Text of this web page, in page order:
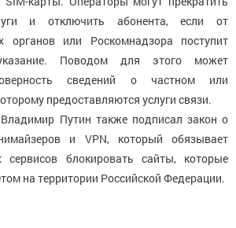
и отключить абонента, если от
органов или Роскомнадзора поступит
Поводом для этого может
сведений о частном или
предоставляются услуги связи.
Путин также подписал закон о
и VPN, который обязывает
сервисов блокировать сайты, которые
на территории Российской Федерации.